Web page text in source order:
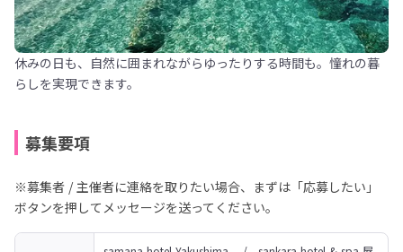
休みの日も、自然に囲まれながらゆったりする時間も。憧れの暮
らしを実現できます。
募集要項
※募集者 / 主催者に連絡を取りたい場合、まずは「応募したい」
ボタンを押してメッセージを送ってください。